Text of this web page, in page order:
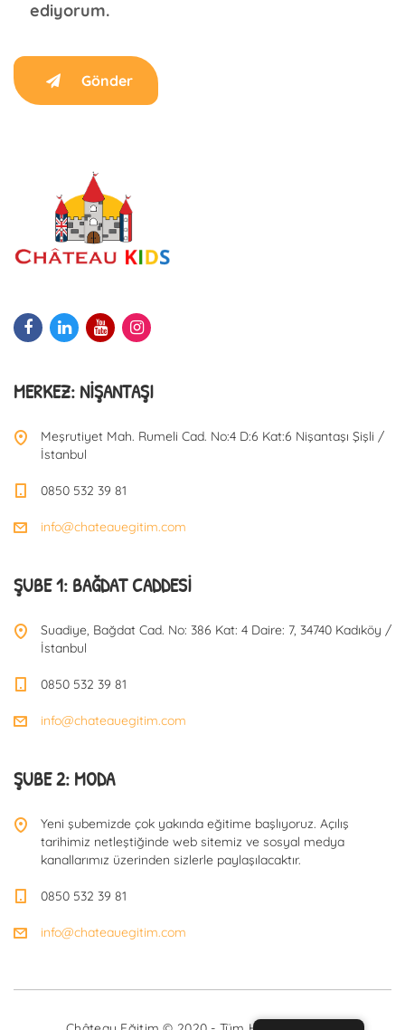
ediyorum.
Gönder
MERKEZ: NIŞANTAŞI
Meşrutiyet Mah. Rumeli Cad. No:4 D:6 Kat:6 Nişantaşı Şişli /
İstanbul
0850 532 39 81
info@chateauegitim.com
ŞUBE 1: BAĞDAT CADDESI
Suadiye, Bağdat Cad. No: 386 Kat: 4 Daire: 7, 34740 Kadıköy /
İstanbul
0850 532 39 81
info@chateauegitim.com
ŞUBE 2: MODA
Yeni şubemizde çok yakında eğitime başlıyoruz. Açılış
tarihimiz netleştiğinde web sitemiz ve sosyal medya
kanallarımız üzerinden sizlerle paylaşılacaktır.
0850 532 39 81
info@chateauegitim.com